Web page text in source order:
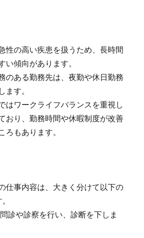
性の高い疾患を扱うため、長時間
い傾向があります。
のある勤務先は、夜勤や休日勤務
ます。
はワークライフバランスを重視し
おり、勤務時間や休暇制度が改善
ろもあります。
仕事内容は、大きく分けて以下の
診や診察を行い、診断を下しま